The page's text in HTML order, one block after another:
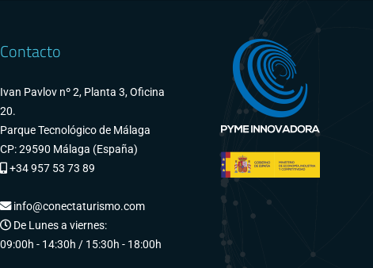
Contacto
Ivan Pavlov nº 2, Planta 3, Oficina
20.
Parque Tecnológico de Málaga
CP: 29590 Málaga (España)
+34 957 53 73 89
info@conectaturismo.com
De Lunes a viernes:
09:00h - 14:30h / 15:30h - 18:00h